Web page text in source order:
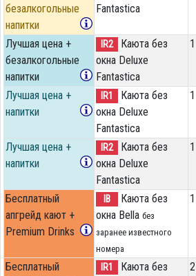
безалкогольные
напитки
Fantastica
Лучшая цена +
безалкогольные
напитки
IR2
Каюта без
окна Deluxe
Fantastica
Лучшая цена +
напитки
IR1
Каюта без
окна Deluxe
Fantastica
Лучшая цена +
напитки
IR2
Каюта без
окна Deluxe
Fantastica
Бесплатный
апгрейд кают +
Premium Drinks
IB
Каюта без
окна Bella без
заранее известного
номера
Бесплатный
IR1
Каюта без